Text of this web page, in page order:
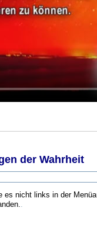
der Wahrheit
es nicht links in der
.